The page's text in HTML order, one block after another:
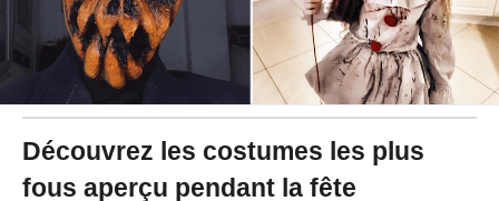
3
0
-
M
s
Découvrez les costumes les plus
fous aperçu pendant la fête